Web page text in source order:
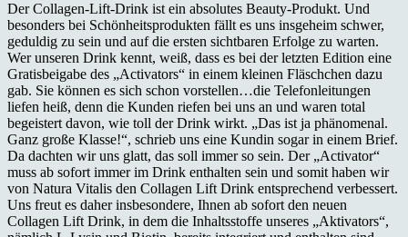
Der Collagen-Lift-Drink ist ein absolutes Beauty-Produkt. Und
besonders bei Schönheitsprodukten fällt es uns insgeheim schwer,
geduldig zu sein und auf die ersten sichtbaren Erfolge zu warten.
Wer unseren Drink kennt, weiß, dass es bei der letzten Edition eine
Gratisbeigabe des „Activators“ in einem kleinen Fläschchen dazu
gab. Sie können es sich schon vorstellen…die Telefonleitungen
liefen heiß, denn die Kunden riefen bei uns an und waren total
begeistert davon, wie toll der Drink wirkt. „Das ist ja phänomenal.
Ganz große Klasse!“, schrieb uns eine Kundin sogar in einem Brief.
Da dachten wir uns glatt, das soll immer so sein. Der „Activator“
muss ab sofort immer im Drink enthalten sein und somit haben wir
von Natura Vitalis den Collagen Lift Drink entsprechend verbessert.
Uns freut es daher insbesondere, Ihnen ab sofort den neuen
Collagen Lift Drink, in dem die Inhaltsstoffe unseres „Aktivators“,